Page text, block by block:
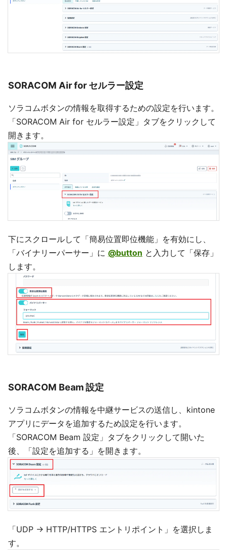
SORACOM Air for セルラー設定
ソラコムボタンの情報を取得するための設定を行います。
「SORACOM Air for セルラー設定」タブをクリックして
開きます。
下にスクロールして「簡易位置即位機能」を有効にし、
「バイナリーパーサー」に @button と入力して「保存」
します。
SORACOM Beam 設定
ソラコムボタンの情報を中継サービスの送信し、kintone
アプリにデータを追加するため設定を行います。
「SORACOM Beam 設定」タブをクリックして開いた
後、「設定を追加する」を開きます。
「UDP → HTTP/HTTPS エントリポイント」を選択しま
す。